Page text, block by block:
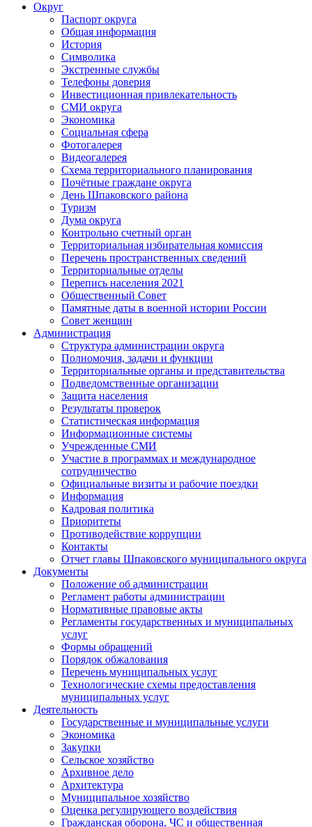
Округ
Паспорт округа
Общая информация
История
Символика
Экстренные службы
Телефоны доверия
Инвестиционная привлекательность
СМИ округа
Экономика
Социальная сфера
Фотогалерея
Видеогалерея
Схема территориального планирования
Почётные граждане округа
День Шпаковского района
Туризм
Дума округа
Контрольно счетный орган
Территориальная избирательная комиссия
Перечень пространственных сведений
Территориальные отделы
Перепись населения 2021
Общественный Совет
Памятные даты в военной истории России
Совет женщин
Администрация
Структура администрации округа
Полномочия, задачи и функции
Территориальные органы и представительства
Подведомственные организации
Защита населения
Результаты проверок
Статистическая информация
Информационные системы
Учрежденные СМИ
Участие в программах и международное
сотрудничество
Официальные визиты и рабочие поездки
Информация
Кадровая политика
Приоритеты
Противодействие коррупции
Контакты
Отчет главы Шпаковского муниципального округа
Документы
Положение об администрации
Регламент работы администрации
Нормативные правовые акты
Регламенты государственных и муниципальных
услуг
Формы обращений
Порядок обжалования
Перечень муниципальных услуг
Технологические схемы предоставления
муниципальных услуг
Деятельность
Государственные и муниципальные услуги
Экономика
Закупки
Сельское хозяйство
Архивное дело
Архитектура
Муниципальное хозяйство
Оценка регулирующего воздействия
Гражданская оборона, ЧС и общественная